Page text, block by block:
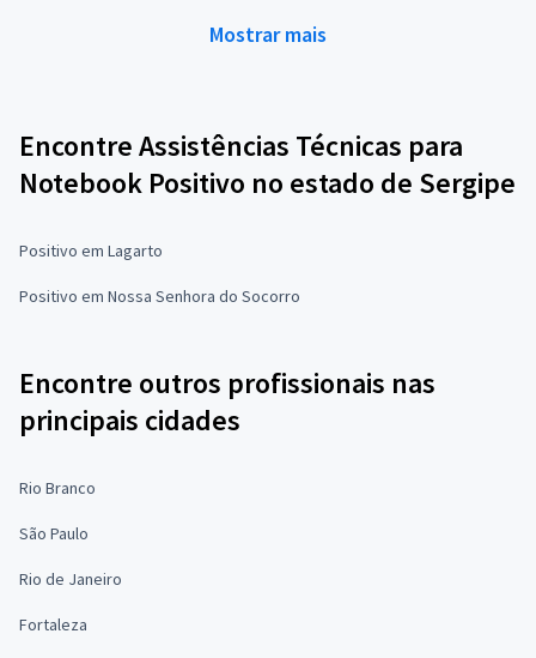
Mostrar mais
Encontre Assistências Técnicas para
Notebook Positivo no estado de Sergipe
Positivo em Lagarto
Positivo em Nossa Senhora do Socorro
Encontre outros profissionais nas
principais cidades
Rio Branco
São Paulo
Rio de Janeiro
Fortaleza